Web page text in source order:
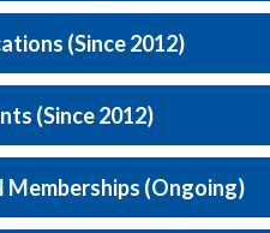
(Since 2012)
(Since 2012)
(Ongoing)